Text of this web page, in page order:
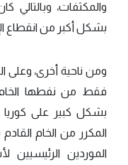
والمكثفات، وبالتالي
بشكل أكبر من انقطاع
فقط من نفطها
بشكل كبير على
المكرر من الخام
الموردين الرئيسيين